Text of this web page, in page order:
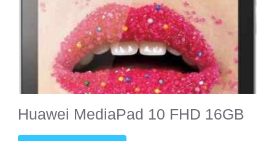
Huawei MediaPad 10 FHD 16GB